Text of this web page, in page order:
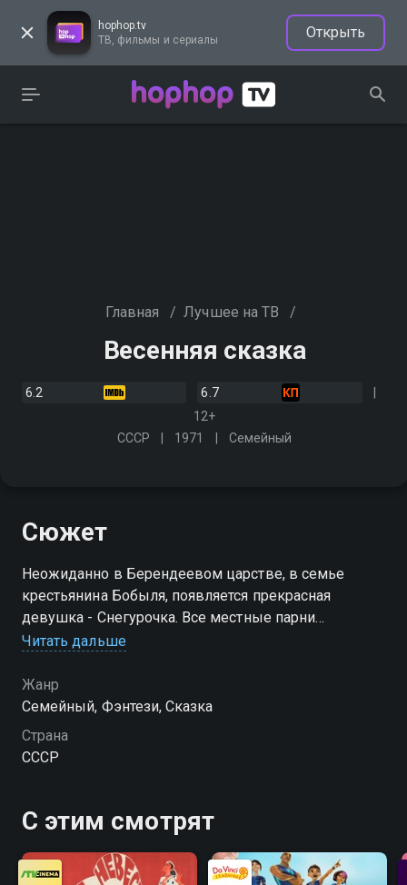
hophop.tv
ТВ, фильмы и сериалы
Открыть
Главная / Лучшее на ТВ /
Весенняя сказка
6.2
6.7
12+
СССР
1971 Семейный
Сюжет
Неожиданно в Берендеевом царстве, в семье
крестьянина Бобыля, появляется прекрасная
девушка - Снегурочка. Все местные парни
заглядываются на красавицу, но никто из
Деда Мороза
Читать дальше
Жанр
Семейный, Фэнтези, Сказка
Страна
СССР
С этим смотрят